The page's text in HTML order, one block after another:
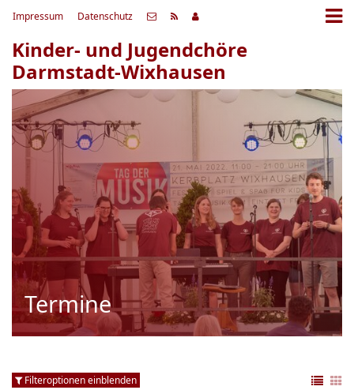
Impressum Datenschutz
Kinder- und Jugendchöre
Darmstadt-Wixhausen
Termine
Filteroptionen einblenden